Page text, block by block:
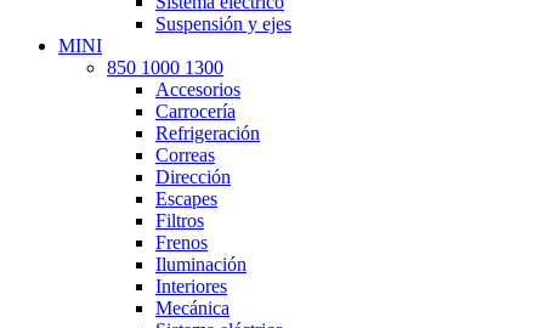
Suspensión y ejes
MINI
850 1000 1300
Accesorios
Carrocería
Refrigeración
Correas
Dirección
Escapes
Filtros
Frenos
Iluminación
Interiores
Mecánica